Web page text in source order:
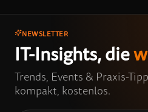
NEWSLETTER
IT-Insights, die
Trends, Events & Praxis-
kompakt, kostenlos.